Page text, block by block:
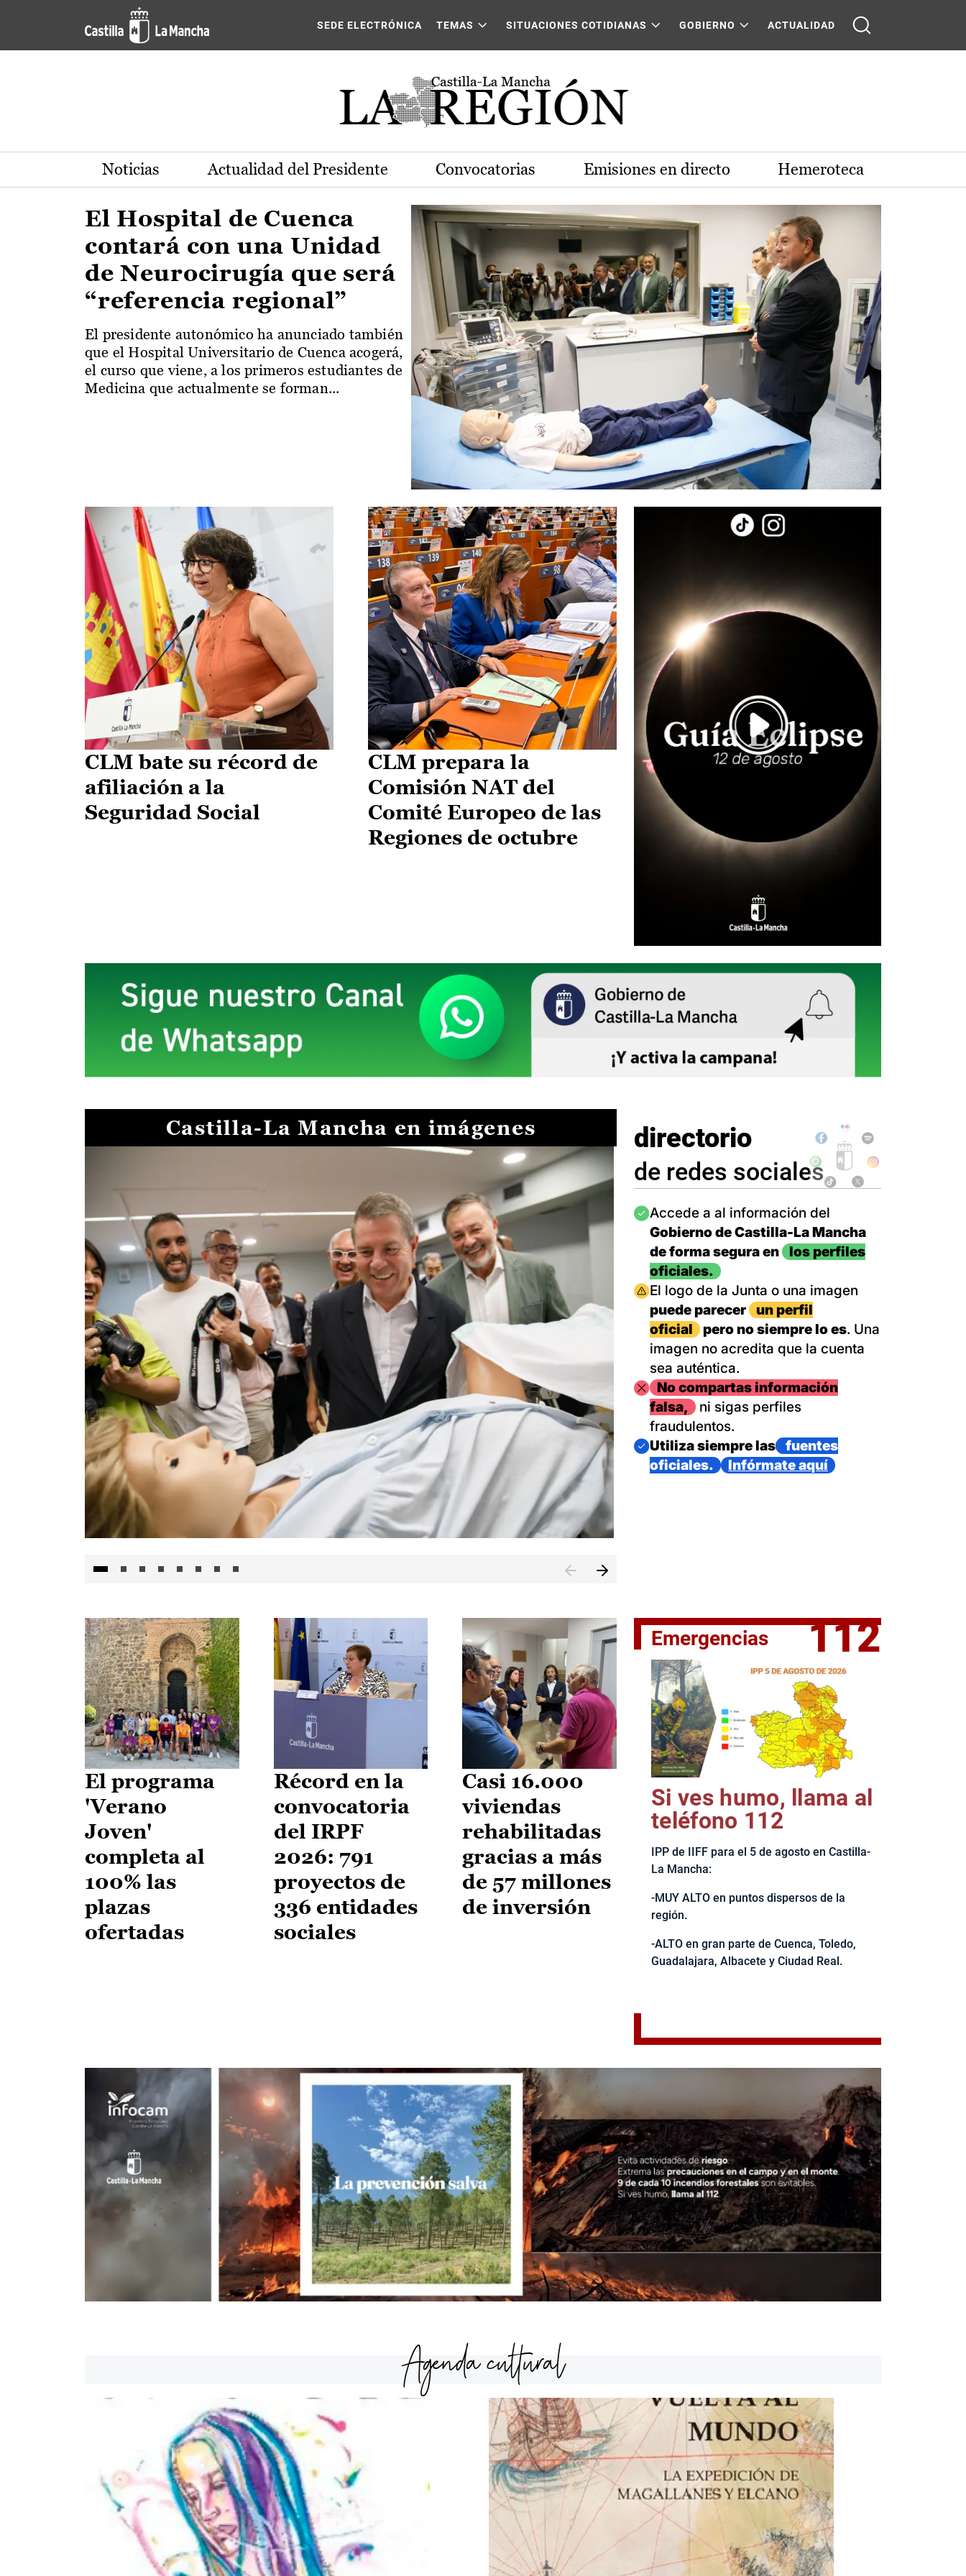
Pasar al contenido principal
Actualidad de la región de Castilla-La Mancha
SEDE ELECTRÓNICA TEMAS SITUACIONES COTIDIANAS GOBIERNO ACTUALIDAD
Noticias Actualidad del Presidente Convocatorias Emisiones en directo Hemeroteca
El Hospital de Cuenca
contará con una Unidad
de Neurocirugía que será
“referencia regional”
El presidente autonómico ha anunciado también
que el Hospital Universitario de Cuenca acogerá,
el curso que viene, a los primeros estudiantes de
Medicina que actualmente se forman...
CLM bate su récord de
afiliación a la
Seguridad Social
CLM prepara la
Comisión NAT del
Comité Europeo de las
Regiones de octubre
Castilla-La Mancha en imágenes
El jefe del Ejecutivo castellanomanchego, Emiliano García-
directorio
de redes sociales
Imagen
Accede a al información del
Gobierno de Castilla-La Mancha
de forma segura en
los perfiles
oficiales.
Imagen
El logo de la Junta o una imagen
puede parecer
un perfil
oficial
pero no siempre lo es. Una
imagen no acredita que la cuenta
sea auténtica.
ImagenNo compartas información
falsa,
ni sigas perfiles
fraudulentos.
Imagen
Utiliza siempre las
fuentes
oficiales.
Infórmate aquí
El programa
'Verano
Joven'
completa al
100% las
plazas
ofertadas
Récord en la
convocatoria
del IRPF
2026: 791
proyectos de
336 entidades
sociales
Casi 16.000
viviendas
rehabilitadas
gracias a más
de 57 millones
de inversión
Emergencias 112
Si ves humo, llama al
teléfono 112
IPP de IIFF para el 5 de agosto en Castilla-
La Mancha:
-MUY ALTO en puntos dispersos de la
región.
-ALTO en gran parte de Cuenca, Toledo,
Guadalajara, Albacete y Ciudad Real.
Agenda cultural